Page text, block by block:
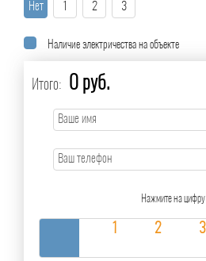
Нет 2 3
Наличие электричества на объекте
Итого: 0 руб.
Нажмите на цифру